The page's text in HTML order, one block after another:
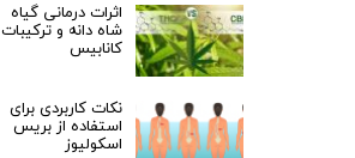
اثرات درمانی گیاه
شاه دانه و ترکیبات
کانابیس
نکات کاربردی برای
استفاده از بریس
اسکولیوز